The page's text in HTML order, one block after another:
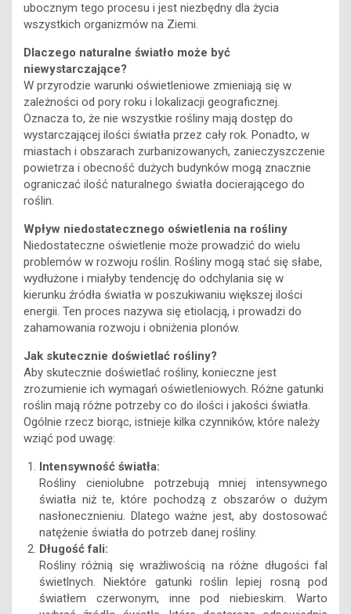
ubocznym tego procesu i jest niezbędny dla życia
wszystkich organizmów na Ziemi.
Dlaczego naturalne światło może być
niewystarczające?
W przyrodzie warunki oświetleniowe zmieniają się w
zależności od pory roku i lokalizacji geograficznej.
Oznacza to, że nie wszystkie rośliny mają dostęp do
wystarczającej ilości światła przez cały rok. Ponadto, w
miastach i obszarach zurbanizowanych, zanieczyszczenie
powietrza i obecność dużych budynków mogą znacznie
ograniczać ilość naturalnego światła docierającego do
roślin.
Wpływ niedostatecznego oświetlenia na rośliny
Niedostateczne oświetlenie może prowadzić do wielu
problemów w rozwoju roślin. Rośliny mogą stać się słabe,
wydłużone i miałyby tendencję do odchylania się w
kierunku źródła światła w poszukiwaniu większej ilości
energii. Ten proces nazywa się etiolacją, i prowadzi do
zahamowania rozwoju i obniżenia plonów.
Jak skutecznie doświetlać rośliny?
Aby skutecznie doświetlać rośliny, konieczne jest
zrozumienie ich wymagań oświetleniowych. Różne gatunki
roślin mają różne potrzeby co do ilości i jakości światła.
Ogólnie rzecz biorąc, istnieje kilka czynników, które należy
wziąć pod uwagę:
Intensywność światła:
Rośliny cieniolubne potrzebują mniej intensywnego
światła niż te, które pochodzą z obszarów o dużym
nasłonecznieniu. Dlatego ważne jest, aby dostosować
natężenie światła do potrzeb danej rośliny.
Długość fali:
Rośliny różnią się wrażliwością na różne długości fal
świetlnych. Niektóre gatunki roślin lepiej rosną pod
światłem czerwonym, inne pod niebieskim. Warto